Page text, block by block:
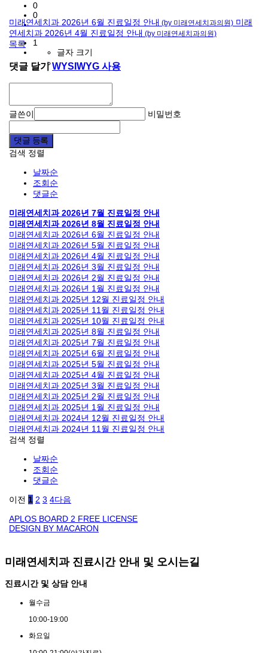
0
0
1
글자 크기
미래연세치과 2026년 6월 진료일정 안내 (by 미래연세치과의원) 미래
연세치과 2026년 4월 진료일정 안내 (by 미래연세치과의원)
목록
댓글 달기WYSIWYG 사용
글쓴이 비밀번호
댓글 등록
검색 정렬
날짜순
조회순
댓글순
미래연세치과 2026년 7월 진료일정 안내
미래연세치과 2026년 8월 진료일정 안내
미래연세치과 2026년 6월 진료일정 안내
미래연세치과 2026년 5월 진료일정 안내
미래연세치과 2026년 4월 진료일정 안내
미래연세치과 2026년 3월 진료일정 안내
미래연세치과 2026년 2월 진료일정 안내
미래연세치과 2026년 1월 진료일정 안내
미래연세치과 2025년 12월 진료일정 안내
미래연세치과 2025년 11월 진료일정 안내
미래연세치과 2025년 10월 진료일정 안내
미래연세치과 2025년 8월 진료일정 안내
미래연세치과 2025년 7월 진료일정 안내
미래연세치과 2025년 6월 진료일정 안내
미래연세치과 2025년 5월 진료일정 안내
미래연세치과 2025년 4월 진료일정 안내
미래연세치과 2025년 3월 진료일정 안내
미래연세치과 2025년 2월 진료일정 안내
미래연세치과 2025년 1월 진료일정 안내
미래연세치과 2024년 12월 진료일정 안내
미래연세치과 2024년 11월 진료일정 안내
검색 정렬
날짜순
조회순
댓글순
이전 1 2 3 4다음
APLOS BOARD 2 FREE LICENSE
DESIGN BY MACARON
미래연세치과 진료시간 안내 및 오시는길
진료시간 및 상담 안내
월 수금
10:00-19:00
화요일